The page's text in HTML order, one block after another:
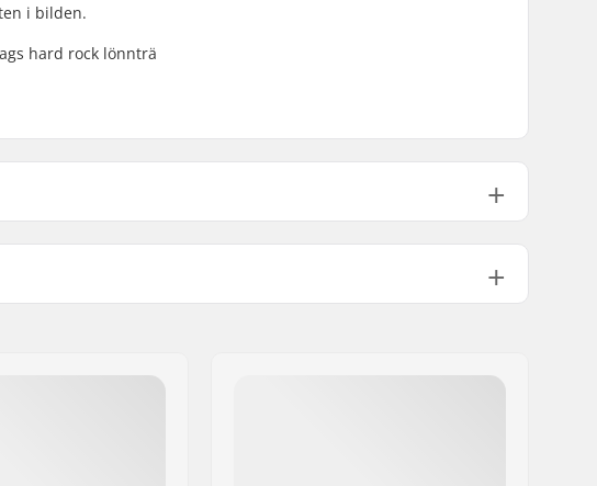
i bilden.
hard rock lönnträ
Varierande färger av topplager,
Hög